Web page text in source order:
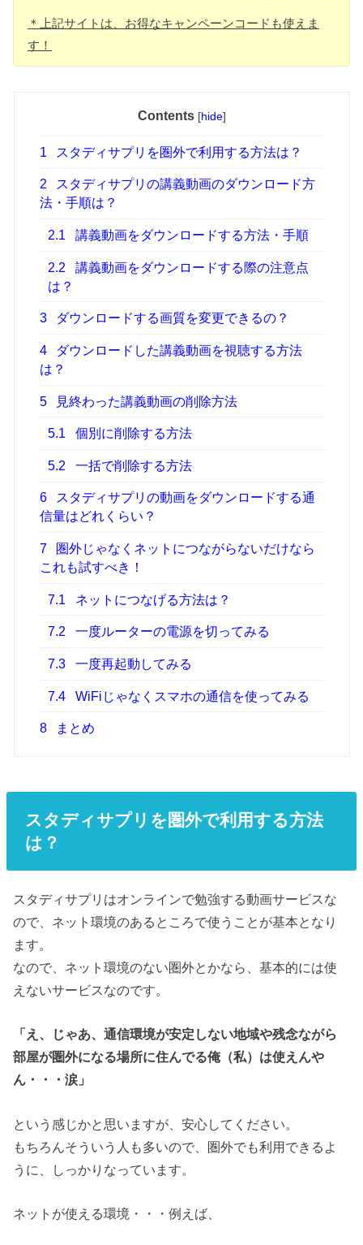
＊上記サイトは、お得なキャンペーンコードも使えま
す！
Contents [hide]
1 スタディサプリを圏外で利用する方法は？
2
スタディサプリの講義動画のダウンロード方
法・手順は？
2.1 講義動画をダウンロードする方法・手順
2.2
講義動画をダウンロードする際の注意点
は？
3 ダウンロードする画質を変更できるの？
4
ダウンロードした講義動画を視聴する方法
は？
5 見終わった講義動画の削除方法
5.1 個別に削除する方法
5.2 一括で削除する方法
6
スタディサプリの動画をダウンロードする通
信量はどれくらい？
7
圏外じゃなくネットにつながらないだけなら
これも試すべき！
7.1 ネットにつなげる方法は？
7.2 一度ルーターの電源を切ってみる
7.3 一度再起動してみる
7.4 WiFiじゃなくスマホの通信を使ってみる
8 まとめ
スタディサプリを圏外で利用する方法
は？
スタディサプリはオンラインで勉強する動画サービスな
ので、ネット環境のあるところで使うことが基本となり
ます。
なので、ネット環境のない圏外とかなら、基本的には使
えないサービスなのです。
「え、じゃあ、通信環境が安定しない地域や残念ながら
部屋が圏外になる場所に住んでる俺（私）は使えんや
ん・・・涙」
という感じかと思いますが、安心してください。
もちろんそういう人も多いので、圏外でも利用できるよ
うに、しっかりなっています。
ネットが使える環境・・・例えば、